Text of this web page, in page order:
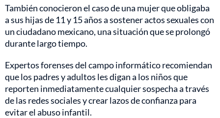
También conocieron el caso de una mujer que obligaba
a sus hijas de 11 y 15 años a sostener actos sexuales con
un ciudadano mexicano, una situación que se prolongó
durante largo tiempo.
Expertos forenses del campo informático recomiendan
que los padres y adultos les digan a los niños que
reporten inmediatamente cualquier sospecha a través
de las redes sociales y crear lazos de confianza para
evitar el abuso infantil.